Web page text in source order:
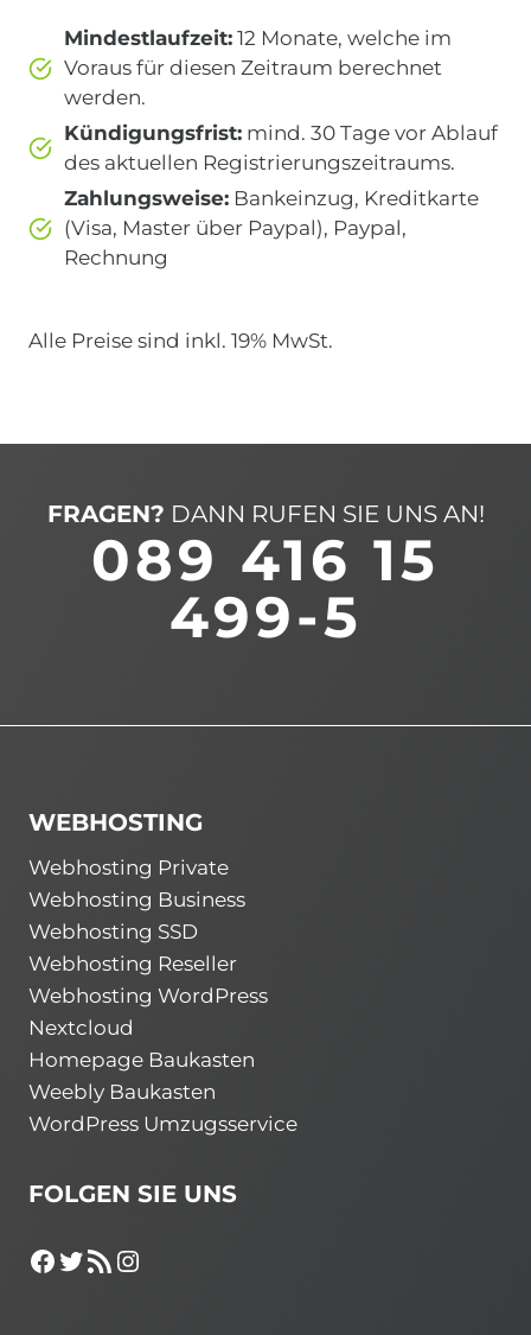
Mindestlaufzeit: 12 Monate, welche im
Voraus für diesen Zeitraum berechnet
werden.
Kündigungsfrist: mind. 30 Tage vor Ablauf
des aktuellen Registrierungszeitraums.
Zahlungsweise: Bankeinzug, Kreditkarte
(Visa, Master über Paypal), Paypal,
Rechnung
Alle Preise sind inkl. 19% MwSt.
FRAGEN? DANN RUFEN SIE UNS AN!
089 416 15
499-5
WEBHOSTING
Webhosting Private
Webhosting Business
Webhosting SSD
Webhosting Reseller
Webhosting WordPress
Nextcloud
Homepage Baukasten
Weebly Baukasten
WordPress Umzugsservice
FOLGEN SIE UNS
Facebook
Twitter
RSS-FeedInstagram